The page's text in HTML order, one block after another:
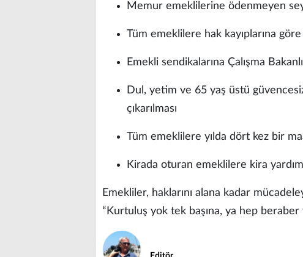
Memur emeklilerine ödenmeyen
Tüm emeklilere hak kayıplarına göre
Emekli sendikalarına Çalışma
Dul, yetim ve 65 yaş üstü
çıkarılması
Tüm emeklilere yılda dört kez bir
Kirada oturan emeklilere kira
Emekliler, haklarını alana kadar
“Kurtuluş yok tek başına, ya hep beraber